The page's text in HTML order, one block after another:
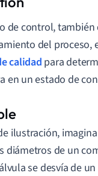
de control,
del proceso,
calidadpara
en un estado de
ilustración,
diámetros de un
se desvía de